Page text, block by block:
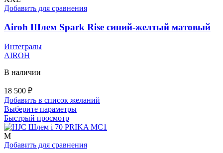
Опции
выбрать
Добавить для сравнения
Airoh Шлем Spark Rise синий-желтый матовый
Интегралы
AIROH
В наличии
18 500 ₽
Добавить в список желаний
Выберите параметрыЭтот
имеет
вариаций.
Быстрый просмотр
M
Добавить для сравнения